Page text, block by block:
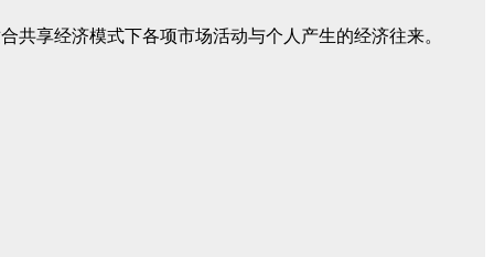
共享经济模式下各项市场活动与个人产生的经济往来。